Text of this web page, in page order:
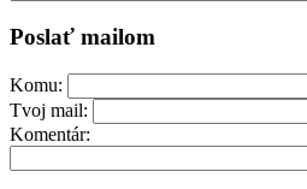
Poslať mailom
Komu:
Tvoj mail:
Komentár: